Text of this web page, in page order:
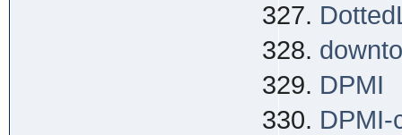
downto
DPMI
DPMI-